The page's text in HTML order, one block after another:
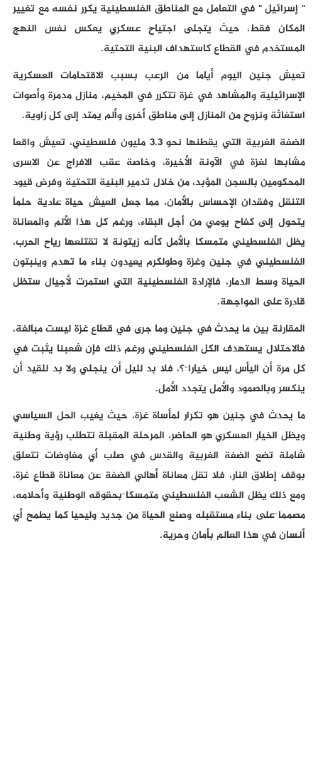
" إسرائيل " في التعامل مع المناطق الفلسطينية يكرر نفسه مع تغيير
المكان فقط، حيث يتجلى اجتياح عسكري يعكس نفس النهج
المستخدم في القطاع كاستهداف البنية التحتية.
تعيش جنين اليوم أياما من الرعب بسبب الاقتحامات العسكرية
الإسرائيلية والمشاهد في غزة تتكرر في المخيم، منازل مدمرة وأصوات
استغاثة ونزوح من المنازل إلى مناطق أخرى وألم يمتد إلى كل زاوية.
الضفة الغربية التي يقطنها نحو 3.3 مليون فلسطيني، تعيش واقعا
مشابها لغزة في الآونة الأخيرة، وخاصة عقب الافراج عن الاسرى
المحكومين بالسجن المؤبد، من خلال تدمير البنية التحتية وفرض قيود
التنقل وفقدان الإحساس بالأمان، مما جعل العيش حياة عادية حلماً
يتحول إلى كفاح يومي من أجل البقاء، ورغم كل هذا الألم والمعاناة
يظل الفلسطيني متمسكا بالأمل كأنه زيتونة لا تقتلعها رياح الحرب،
الفلسطيني في جنين وغزة وطولكرم يعيدون بناء ما تهدم وينبتون
الحياة وسط الدمار، فالإرادة الفلسطينية التي استمرت لأجيال ستظل
قادرة على المواجهة.
المقارنة بين ما يحدث في جنين وما جرى في قطاع غزة ليست مبالغة،
فالاحتلال يستهدف الكل الفلسطيني ورغم ذلك فإن شعبنا يثبت في
كل مرة أن اليأس ليس خيارا ً؟، فلا بد لليل أن ينجلي ولا بد للقيد أن
ينكسر وبالصمود والأمل يتجدد الأمل.
ما يحدث في جنين هو تكرار لمأساة غزة، حيث يغيب الحل السياسي
ويظل الخيار العسكري هو الحاضر، المرحلة المقبلة تتطلب رؤية وطنية
شاملة تضع الضفة الغربية والقدس في صلب أي مفاوضات تتعلق
بوقف إطلاق النار، فلا تقل معاناة أهالي الضفة عن معاناة قطاع غزة،
ومع ذلك يظل الشعب الفلسطيني متمسكا ًبحقوقه الوطنية وأحلامه،
مصمما ًعلى بناء مستقبله وصنع الحياة من جديد وليحيا كما يطمح أي
أنسان في هذا العالم بأمان وحرية.